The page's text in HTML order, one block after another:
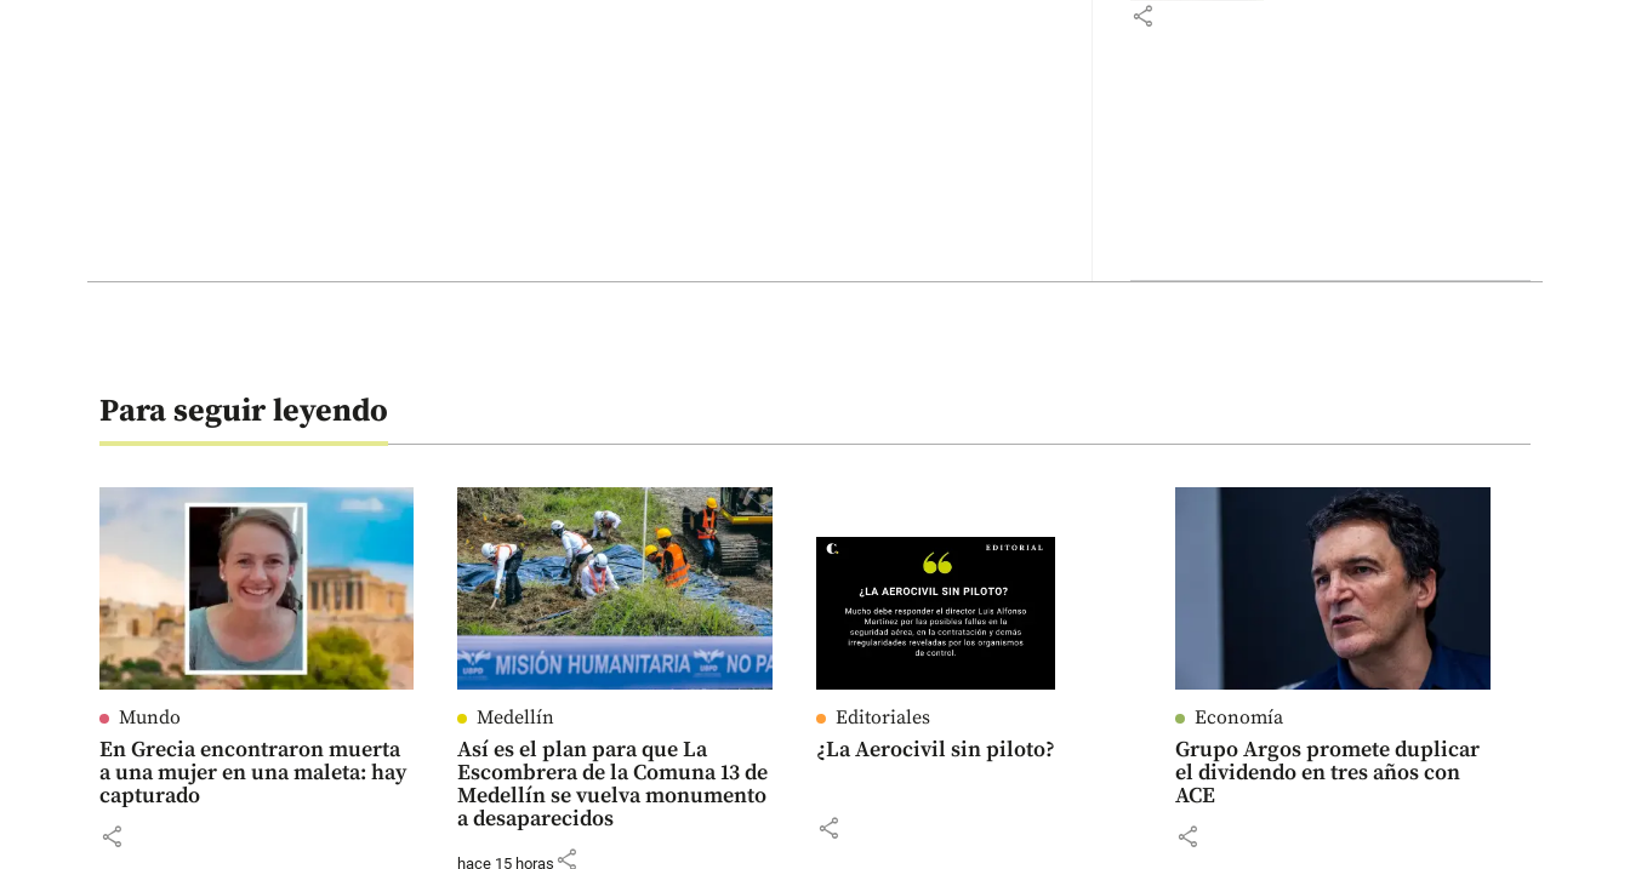
share
Para seguir leyendo
Mundo
En Grecia encontraron muerta
a una mujer en una maleta: hay
capturado
share
Medellín
Así es el plan para que La
Escombrera de la Comuna 13 de
Medellín se vuelva monumento
a desaparecidos
hace 15 horas share
Editoriales
¿La Aerocivil sin piloto?
share
Economía
Grupo Argos promete duplicar
el dividendo en tres años con
ACE
share